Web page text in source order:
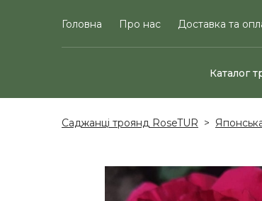
Головна Про нас Доставка та
Каталог
Саджанці троянд RoseTUR